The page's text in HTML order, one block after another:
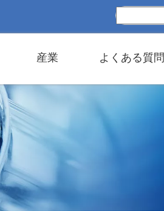
産業 よくある質問